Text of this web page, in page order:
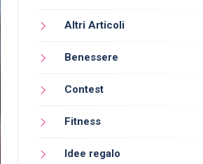
Altri Articoli
Benessere
Contest
Fitness
Idee regalo